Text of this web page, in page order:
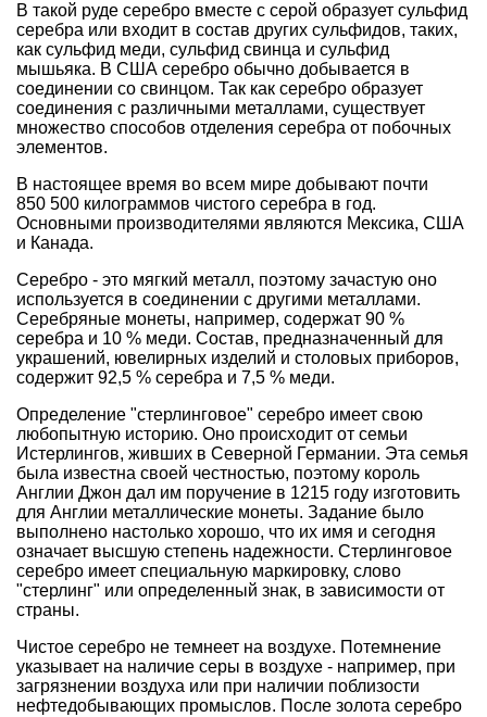
В такой руде серебро вместе с серой образует сульфид
серебра или входит в состав других сульфидов, таких,
как сульфид меди, сульфид свинца и сульфид
мышьяка. В США серебро обычно добывается в
соединении со свинцом. Так как серебро образует
соединения с различными металлами, существует
множество способов отделения серебра от побочных
элементов.
В настоящее время во всем мире добывают почти
850 500 килограммов чистого серебра в год.
Основными производителями являются Мексика, США
и Канада.
Серебро - это мягкий металл, поэтому зачастую оно
используется в соединении с другими металлами.
Серебряные монеты, например, содержат 90 %
серебра и 10 % меди. Состав, предназначенный для
украшений, ювелирных изделий и столовых приборов,
содержит 92,5 % серебра и 7,5 % меди.
Определение "стерлинговое" серебро имеет свою
любопытную историю. Оно происходит от семьи
Истерлингов, живших в Северной Германии. Эта семья
была известна своей честностью, поэтому король
Англии Джон дал им поручение в 1215 году изготовить
для Англии металлические монеты. Задание было
выполнено настолько хорошо, что их имя и сегодня
означает высшую степень надежности. Стерлинговое
серебро имеет специальную маркировку, слово
"стерлинг" или определенный знак, в зависимости от
страны.
Чистое серебро не темнеет на воздухе. Потемнение
указывает на наличие серы в воздухе - например, при
загрязнении воздуха или при наличии поблизости
нефтедобывающих промыслов. После золота серебро